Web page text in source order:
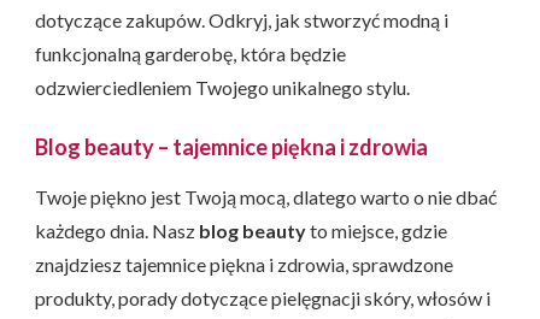
dotyczące zakupów. Odkryj, jak stworzyć modną i
funkcjonalną garderobę, która będzie
odzwierciedleniem Twojego unikalnego stylu.
Blog beauty – tajemnice piękna i zdrowia
Twoje piękno jest Twoją mocą, dlatego warto o nie dbać
każdego dnia. Nasz blog beautyto miejsce, gdzie
znajdziesz tajemnice piękna i zdrowia, sprawdzone
produkty, porady dotyczące pielęgnacji skóry, włosów i